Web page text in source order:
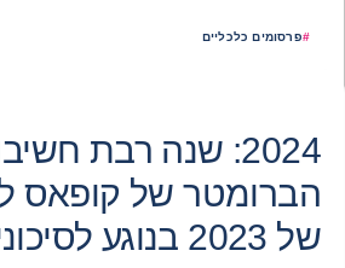
#פרסומים כלכליים
2024: שנה רבת
הברומטר של קופאס
של 2023 בנוגע